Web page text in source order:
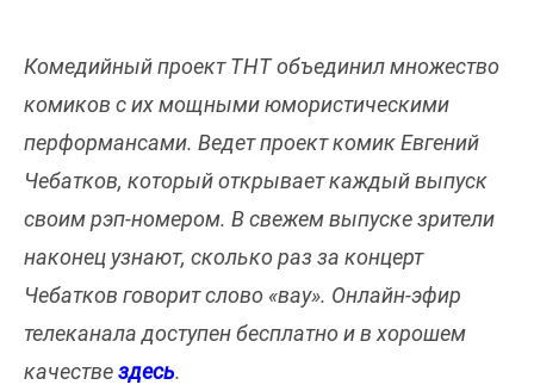
Комедийный проект ТНТ объединил множество
комиков с их мощными юмористическими
перформансами. Ведет проект комик Евгений
Чебатков, который открывает каждый выпуск
своим рэп-номером. В свежем выпуске зрители
наконец узнают, сколько раз за концерт
Чебатков говорит слово «вау». Онлайн-эфир
телеканала доступен бесплатно и в хорошем
качествездесь.